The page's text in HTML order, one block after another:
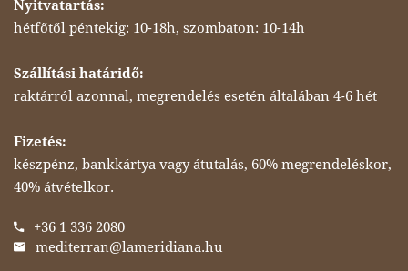
Nyitvatartás:
hétfőtől péntekig: 10-18h, szombaton: 10-14h
Szállítási határidő:
raktárról azonnal, megrendelés esetén általában 4-6 hét
Fizetés:
készpénz, bankkártya vagy átutalás, 60% megrendeléskor,
40% átvételkor.
+36 1 336 2080
mediterran@lameridiana.hu